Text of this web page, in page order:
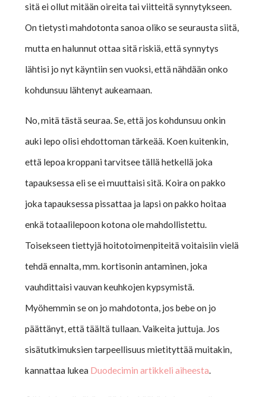
sitä ei ollut mitään oireita tai viitteitä synnytykseen.
On tietysti mahdotonta sanoa oliko se seurausta siitä,
mutta en halunnut ottaa sitä riskiä, että synnytys
lähtisi jo nyt käyntiin sen vuoksi, että nähdään onko
kohdunsuu lähtenyt aukeamaan.
No, mitä tästä seuraa. Se, että jos kohdunsuu onkin
auki lepo olisi ehdottoman tärkeää. Koen kuitenkin,
että lepoa kroppani tarvitsee tällä hetkellä joka
tapauksessa eli se ei muuttaisi sitä. Koira on pakko
joka tapauksessa pissattaa ja lapsi on pakko hoitaa
enkä totaalilepoon kotona ole mahdollistettu.
Toisekseen tiettyjä hoitotoimenpiteitä voitaisiin vielä
tehdä ennalta, mm. kortisonin antaminen, joka
vauhdittaisi vauvan keuhkojen kypsymistä.
Myöhemmin se on jo mahdotonta, jos bebe on jo
päättänyt, että täältä tullaan. Vaikeita juttuja. Jos
sisätutkimuksien tarpeellisuus mietityttää muitakin,
kannattaa lukea Duodecimin artikkeli aiheesta